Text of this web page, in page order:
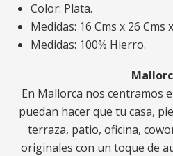
Color: Plata.
Medidas: 16 Cms x 26 Cms
Medidas: 100% Hierro.
En Mallorca nos centramos
puedan hacer que tu casa,
terraza, patio, oficina,
originales con un toque de